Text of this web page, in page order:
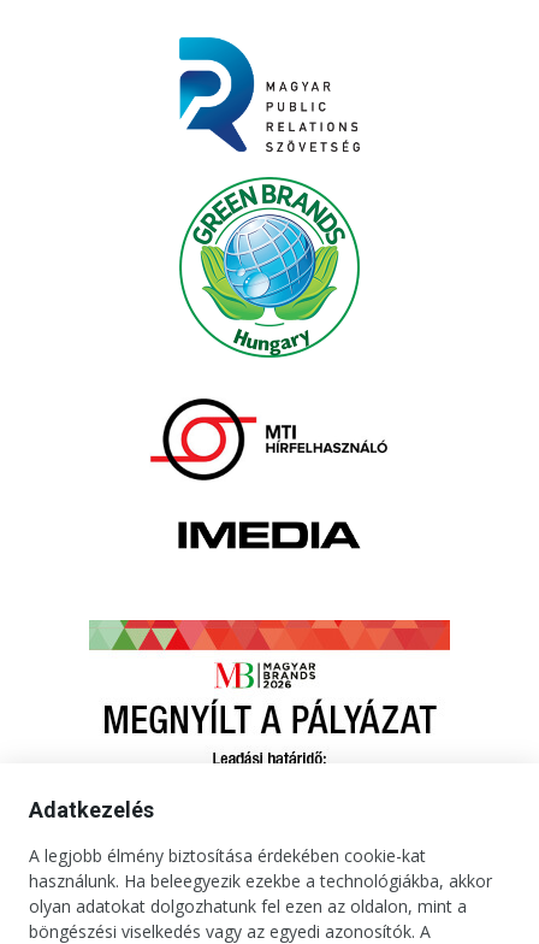
Adatkezelés
A legjobb élmény biztosítása érdekében cookie-kat
használunk. Ha beleegyezik ezekbe a technológiákba, akkor
olyan adatokat dolgozhatunk fel ezen az oldalon, mint a
böngészési viselkedés vagy az egyedi azonosítók. A